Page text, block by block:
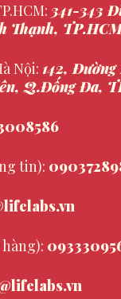
341-343
Thạnh,
Nội: 142, Đường
Q.Đống Đa,
tin):